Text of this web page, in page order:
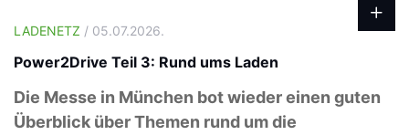
LADENETZ / 05.07.2026.
Power2Drive Teil 3: Rund ums Laden
Die Messe in München bot wieder einen guten
Überblick über Themen rund um die